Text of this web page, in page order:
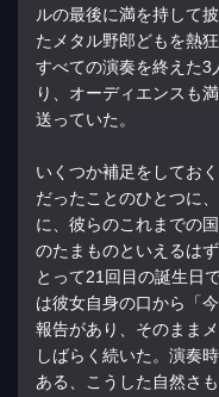
ルの最後に満を持して
たメタル野郎どもを熱
すべての演奏を終えた3
り、オーディエンスも
送っていた。
いくつか補足をしてお
だったことのひとつに
に、彼らのこれまでの
のたまものといえるは
とって21回目の誕生日
は彼女自身の口から「
報告があり、そのまま
しばらく続いた。演奏
ある、こうした自然さ